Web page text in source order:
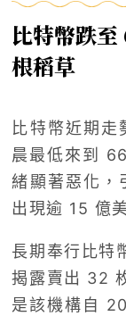
比特幣跌
根稻草
比特幣近期走
晨最低來到
緒顯著惡化，
出現逾 15 億
長期奉行比特
揭露賣出 32
是該機構自